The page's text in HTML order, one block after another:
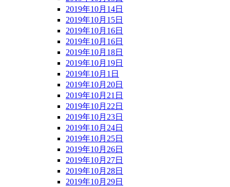
2019年10月14日
2019年10月15日
2019年10月16日
2019年10月16日
2019年10月18日
2019年10月19日
2019年10月1日
2019年10月20日
2019年10月21日
2019年10月22日
2019年10月23日
2019年10月24日
2019年10月25日
2019年10月26日
2019年10月27日
2019年10月28日
2019年10月29日